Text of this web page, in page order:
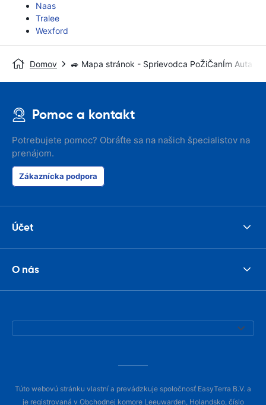
Naas
Tralee
Wexford
Domov 🚙 Mapa stránok - Sprievodca PoŽiČanÍm Auta
Pomoc a kontakt
Potrebujete pomoc? Obráťte sa na našich špecialistov na
prenájom.
Zákaznícka podpora
Účet
O nás
Túto webovú stránku vlastní a prevádzkuje spoločnosť EasyTerra B.V. a
je registrovaná v Obchodnej komore Leeuwarden, Holandsko, číslo